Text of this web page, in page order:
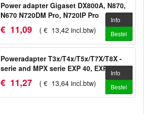
Power adapter Gigaset DX800A, N870,
N670 N720DM Pro, N720IP Pro
€ 11,09 ( € 13,42 incl.btw)
Info
Bestel
Poweradapter T3x/T4x/T5x/T7X/T8X -
serie and MPX serie EXP 40, EXP 50
€ 11,27 ( € 13,64 incl.btw)
Info
Bestel